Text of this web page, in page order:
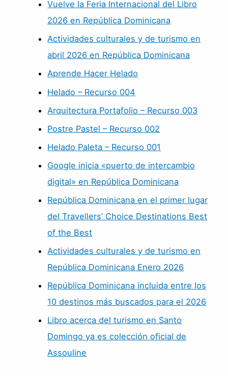
Vuelve la Feria Internacional del Libro
2026 en República Dominicana
Actividades culturales y de turismo en
abril 2026 en República Dominicana
Aprende Hacer Helado
Helado – Recurso 004
Arquitectura Portafolio – Recurso 003
Postre Pastel – Recurso 002
Helado Paleta – Recurso 001
Google inicia «puerto de intercambio
digital» en República Dominicana
República Dominicana en el primer lugar
del Travellers’ Choice Destinations Best
of the Best
Actividades culturales y de turismo en
República Dominicana Enero 2026
República Dominicana incluida entre los
10 destinos más buscados para el 2026
Libro acerca del turismo en Santo
Domingo ya es colección oficial de
Assouline